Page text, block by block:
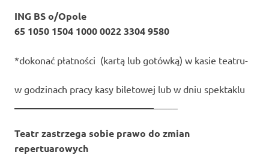
ING BS o/Opole
65 1050 1504 1000 0022 3304 9580
*dokonać płatności (kartą lub gotówką) w kasie teatru-
w godzinach pracy kasy biletowej lub w dniu spektaklu
Teatr zastrzega sobie prawo do zmian
repertuarowych